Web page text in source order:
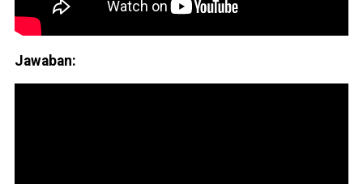
Jawaban: